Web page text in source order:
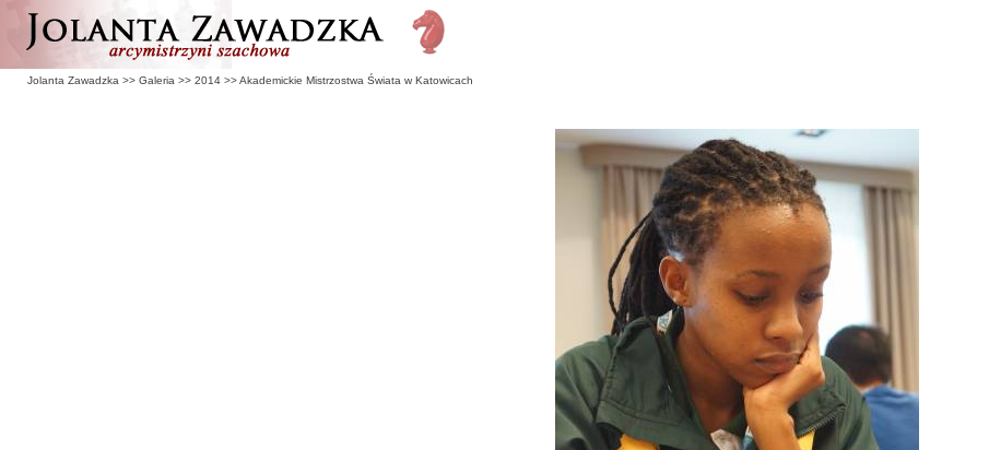
Jolanta Zawadzka >> Galeria >> 2014 >>Akademickie Mistrzostwa Świata w Katowicach